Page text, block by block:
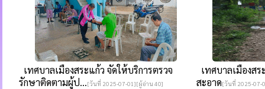
เทศบาลเมืองสระแก้ว จัดให้บริการตรวจ
รักษาติดตามผู้ป...[วันที่ 2025-07-01][ผู้อ่าน 40]
เทศบาลเมืองส
สะอาด[วันที่ 2025-07-